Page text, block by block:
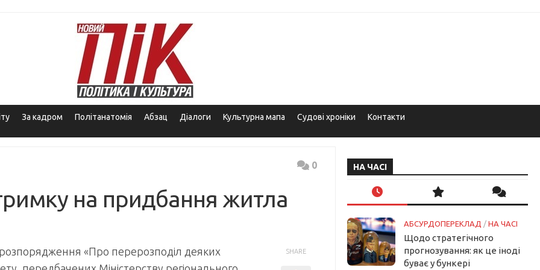
За кадром Політанатомія Абзац Діалоги Культурна мапа Судові хроніки Контакти
0
на придбання житла
розпорядження «Про перерозподіл деяких
SHARE
НА ЧАСІ
АБСУРДОПЕРЕКЛАД / НА ЧАСІ
Щодо стратегічного
прогнозування: як це іноді
буває у бункері